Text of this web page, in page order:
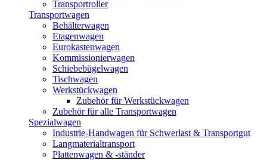
Transportroller
Transportwagen
Behälterwagen
Etagenwagen
Eurokastenwagen
Kommissionierwagen
Schiebebügelwagen
Tischwagen
Werkstückwagen
Zubehör für Werkstückwagen
Zubehör für alle Transportwagen
Spezialwagen
Industrie-Handwagen für Schwerlast & Transportgut
Langmaterialtransport
Plattenwagen & -ständer